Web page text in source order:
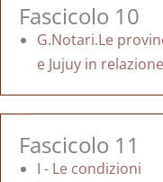
Fascicolo 10
G.Notari.Le
e Jujuy in
Fascicolo 11
I - Le condizioni